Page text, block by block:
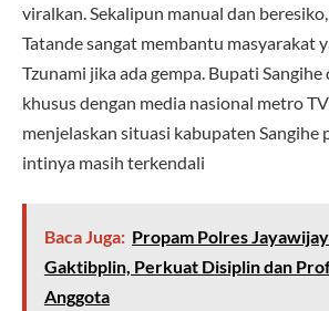
viralkan. Sekalipun manual dan
Tatande sangat membantu masyarakat
Tzunami jika ada gempa. Bupati
khusus dengan media nasional metro
menjelaskan situasi kabupaten Sangihe
intinya masih terkendali
Baca Juga: Propam Polres
Gaktibplin, Perkuat Disiplin dan
Anggota